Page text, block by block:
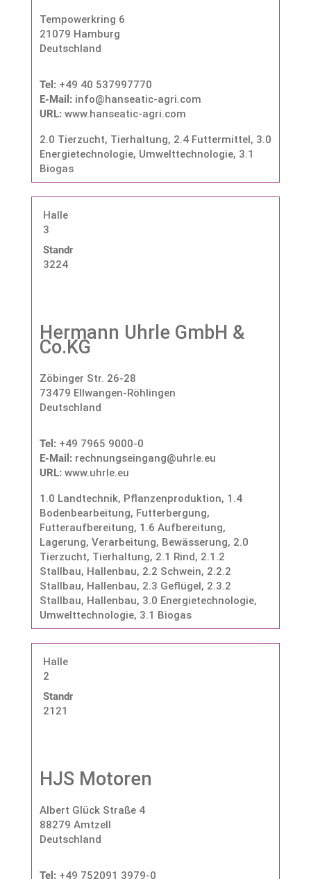
Tempowerkring 6
21079 Hamburg
Deutschland
Tel: +49 40 537997770
E-Mail: info@hanseatic-agri.com
URL: www.hanseatic-agri.com
2.0 Tierzucht, Tierhaltung, 2.4 Futtermittel, 3.0
Energietechnologie, Umwelttechnologie, 3.1
Biogas
Halle
3
Standnummer:
3224
Hermann Uhrle GmbH &
Co.KG
Zöbinger Str. 26-28
73479 Ellwangen-Röhlingen
Deutschland
Tel: +49 7965 9000-0
E-Mail: rechnungseingang@uhrle.eu
URL: www.uhrle.eu
1.0 Landtechnik, Pflanzenproduktion, 1.4
Bodenbearbeitung, Futterbergung,
Futteraufbereitung, 1.6 Aufbereitung,
Lagerung, Verarbeitung, Bewässerung, 2.0
Tierzucht, Tierhaltung, 2.1 Rind, 2.1.2
Stallbau, Hallenbau, 2.2 Schwein, 2.2.2
Stallbau, Hallenbau, 2.3 Geflügel, 2.3.2
Stallbau, Hallenbau, 3.0 Energietechnologie,
Umwelttechnologie, 3.1 Biogas
Halle
2
Standnummer:
2121
HJS Motoren
Albert Glück Straße 4
88279 Amtzell
Deutschland
Tel: +49 752091 3979-0